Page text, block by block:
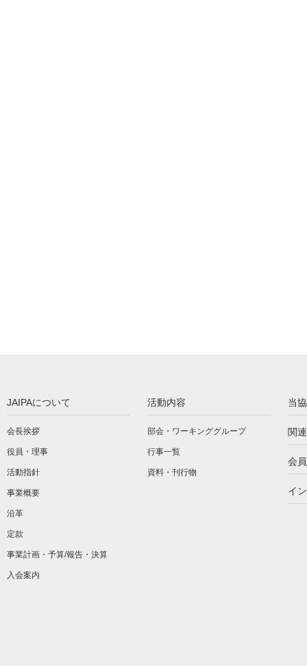
JAIPAについて
会長挨拶
役員・理事
活動指針
事業概要
沿革
定款
事業計画・予算/報告・決算
入会案内
活動内容
部会・ワーキンググループ
行事一覧
資料・刊行物
当
関
会
イ